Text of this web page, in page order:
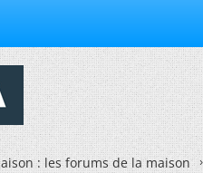
: les forums de la maison